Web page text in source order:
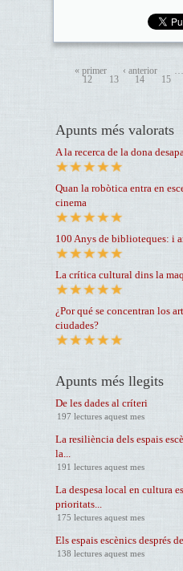
« primer ‹ anterior …
12
13 14 15
Apunts més valorats
A la recerca de la dona
Quan la robòtica entra en
cinema
100 Anys de biblioteques: i
La crítica cultural dins la
¿Por qué se concentran los
ciudades?
Apunts més llegits
De les dades al críteri
197 lectures aquest mes
La resiliència dels espais
la...
191 lectures aquest mes
La despesa local en cultura
prioritats...
175 lectures aquest mes
Els espais escènics després
138 lectures aquest mes